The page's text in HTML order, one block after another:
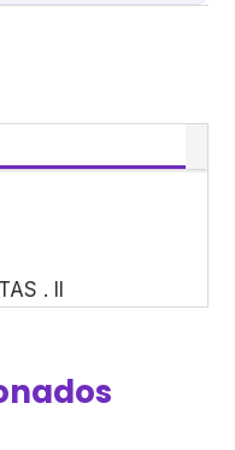
. II